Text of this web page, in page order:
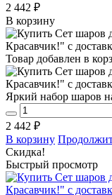
2 442 ₽
В корзину
Товар добавлен в
Яркий набор шаров
2 442 ₽
В корзину
Скидка!
Быстрый просмотр